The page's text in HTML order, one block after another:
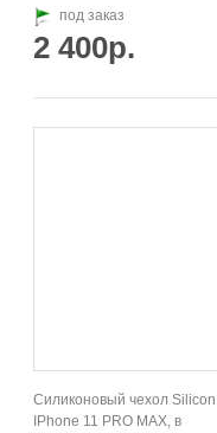
под заказ
2 400р.
Силиконовый чехол
IPhone 11 PRO MAX, в